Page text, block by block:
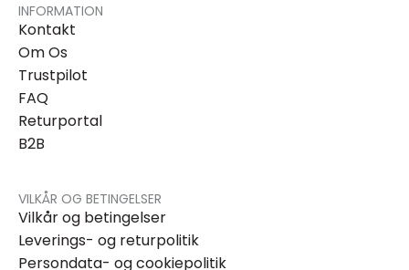
INFORMATION
Kontakt
Om Os
Trustpilot
FAQ
Returportal
B2B
VILKÅR OG BETINGELSER
Vilkår og betingelser
Leverings- og returpolitik
Persondata- og cookiepolitik